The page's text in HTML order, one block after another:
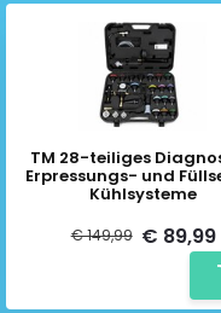
TM 28-teiliges
Erpressungs- und
Kühlsysteme
€ 149,99 € 89,99